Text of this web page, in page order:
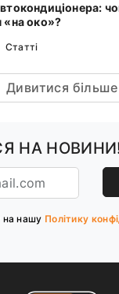
«на око»?
Статті
Дивитися більше
НА
на нашу Політику